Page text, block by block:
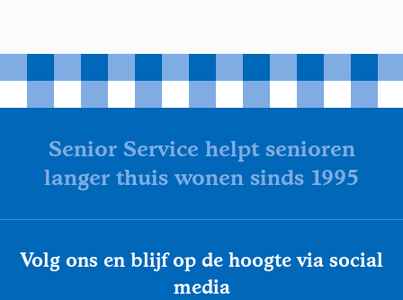
Senior Service helpt senioren
langer thuis wonen sinds 1995
Volg ons en blijf op de hoogte via social
media